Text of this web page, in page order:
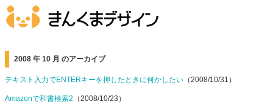
2008 年 10 月 のアーカイブ
テキスト入力でENTERキーを押したときに何かしたい （2008/10/31）
Amazonで和書検索2 （2008/10/23）